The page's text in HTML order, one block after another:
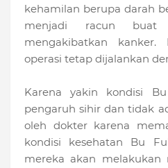
kehamilan berupa darah
menjadi racun
mengakibatkan kanker.
operasi tetap dijalankan
Karena yakin kondisi
pengaruh sihir dan tidak
oleh dokter karena
kondisi kesehatan Bu
mereka akan melakukan